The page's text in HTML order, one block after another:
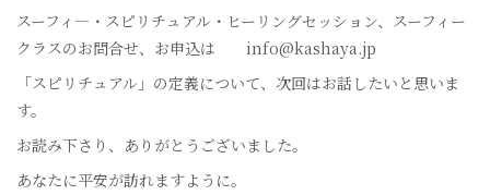
スーフィ―・スピリチュアル・ヒーリングセッション、スーフィー
クラスのお問合せ、お申込は info@kashaya.jp
「スピリチュアル」の定義について、次回はお話したいと思いま
す。
お読み下さり、ありがとうございました。
あなたに平安が訪れますように。